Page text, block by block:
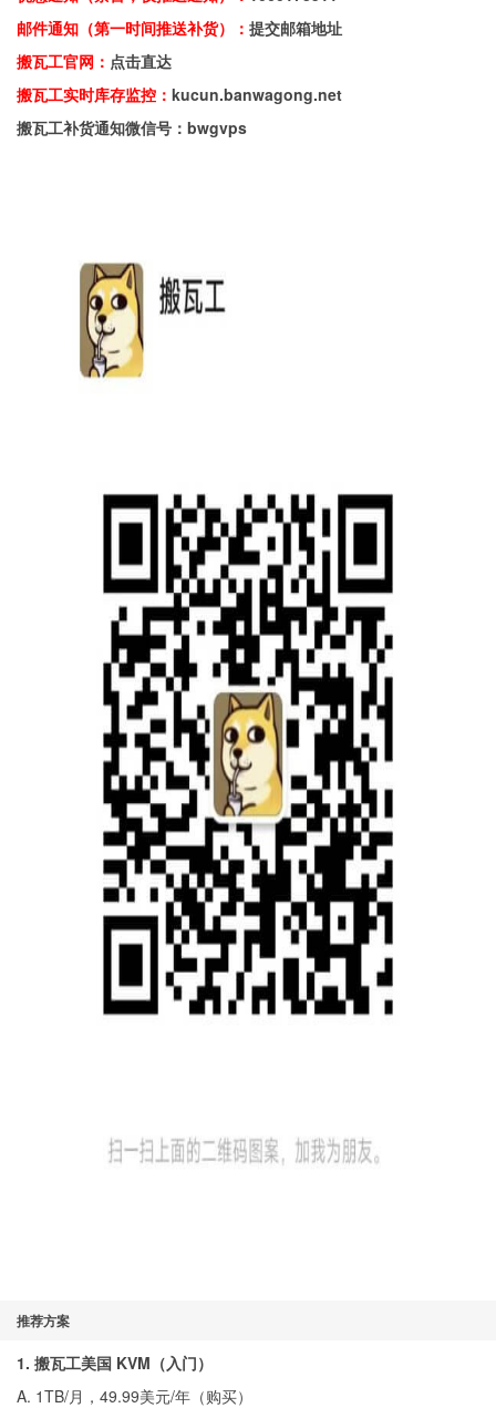
邮件通知（第一时间推送补货）： 提交邮箱地址
搬瓦工官网： 点击直达
搬瓦工实时库存监控： kucun.banwagong.net
搬瓦工补货通知微信号：bwgvps
推荐方案
1. 搬瓦工美国 KVM（入门）
A. 1TB/月，49.99美元/年（购买）